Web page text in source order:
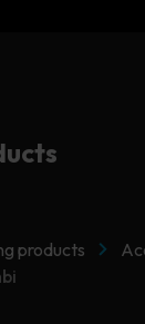
products